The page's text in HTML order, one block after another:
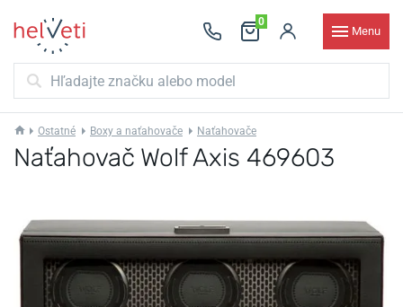
0
Menu
Ostatné Boxy a naťahovače Naťahovače
Naťahovač Wolf Axis 469603